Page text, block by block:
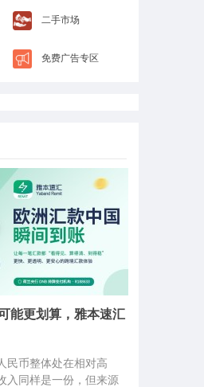
二手市场
免费广告专区
能更划算，雅本速汇
民币整体处在相对高
入同样是一份，但来源